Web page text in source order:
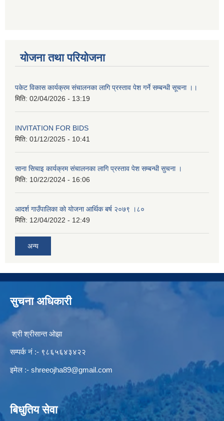
योजना तथा परियोजना
पकेट विकास कार्यक्रम संचालनका लागि प्रस्ताव पेश गर्ने सम्बन्धी सूचना ।।
मिति: 02/04/2026 - 13:19
INVITATION FOR BIDS
मिति: 01/12/2025 - 10:41
साना सिचाइ कार्यक्रम संचालनका लागि प्रस्ताव पेश सम्बन्धी सुचना ।
मिति: 10/22/2024 - 16:06
आदर्श गाउँपालिका काे याेजना आर्थिक बर्ष २०७९ ।८०
मिति: 12/04/2022 - 12:49
अन्य
सुचना अधिकारी
श्री श्रीसान्त ओझा
सम्पर्क नं :- ९८६५६४३४२२
इमेल :- shreeojha89@gmail.com
बिधुतिय सेवा